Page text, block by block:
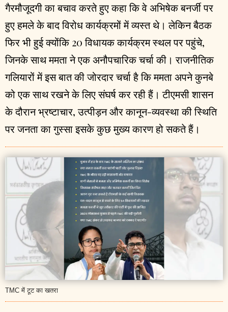
गैरमौजूदगी का बचाव करते हुए कहा कि वे अभिषेक बनर्जी पर
हुए हमले के बाद विरोध कार्यक्रमों में व्यस्त थे। लेकिन बैठक
फिर भी हुई क्योंकि 20 विधायक कार्यक्रम स्थल पर पहुंचे,
जिनके साथ ममता ने एक अनौपचारिक चर्चा की। राजनीतिक
गलियारों में इस बात की जोरदार चर्चा है कि ममता अपने कुनबे
को एक साथ रखने के लिए संघर्ष कर रही हैं। टीएमसी शासन
के दौरान भ्रष्टाचार, उत्पीड़न और कानून-व्यवस्था की स्थिति
पर जनता का गुस्सा इसके कुछ मुख्य कारण हो सकते हैं।
TMC में टूट का खतरा